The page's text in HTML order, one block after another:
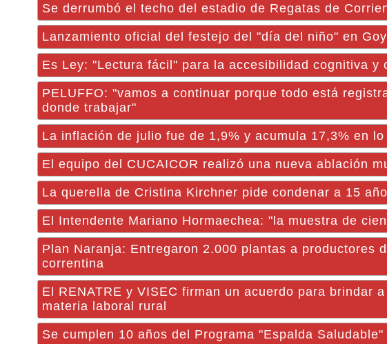
Se derrumbó el techo del estadio de Regatas de
Lanzamiento oficial del festejo del "día del niño" en
Es Ley: "Lectura fácil" para la accesibilidad cognitiva y
PELUFFO: "vamos a continuar porque todo está
donde trabajar"
La inflación de julio fue de 1,9% y acumula 17,3% en
El equipo del CUCAICOR realizó una nueva ablación
La querella de Cristina Kirchner pide condenar a 15
El Intendente Mariano Hormaechea: "la muestra de
Plan Naranja: Entregaron 2.000 plantas a productores
correntina
El RENATRE y VISEC firman un acuerdo para brindar
materia laboral rural
Se cumplen 10 años del Programa "Espalda Saludable"